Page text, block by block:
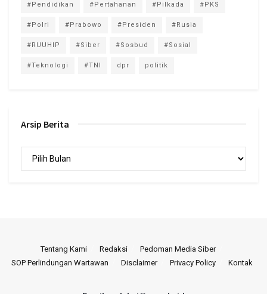
#Pendidikan #Pertahanan #Pilkada #PKS
#Polri #Prabowo #Presiden #Rusia
#RUUHIP #Siber #Sosbud #Sosial
#Teknologi #TNI dpr politik
Arsip Berita
Tentang Kami Redaksi
Pedoman Media Siber
SOP Perlindungan Wartawan
Disclaimer Privacy Policy Kontak